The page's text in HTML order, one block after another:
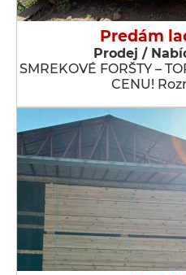
Predám
Prodej /
SMREKOVÉ FORŠTY –
CENU!